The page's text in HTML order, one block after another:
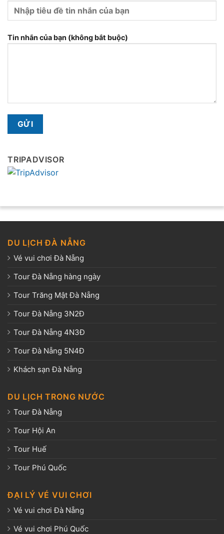
Tin nhắn của bạn (không bắt buộc)
TRIPADVISOR
DU LỊCH ĐÀ NẴNG
Vé vui chơi Đà Nẵng
Tour Đà Nẵng hàng ngày
Tour Trăng Mật Đà Nẵng
Tour Đà Nẵng 3N2Đ
Tour Đà Nẵng 4N3Đ
Tour Đà Nẵng 5N4Đ
Khách sạn Đà Nẵng
DU LỊCH TRONG NƯỚC
Tour Đà Nẵng
Tour Hội An
Tour Huế
Tour Phú Quốc
ĐẠI LÝ VÉ VUI CHƠI
Vé vui chơi Đà Nẵng
Vé vui chơi Phú Quốc